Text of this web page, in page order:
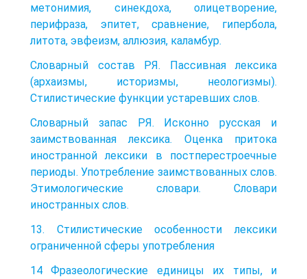
метонимия, синекдоха, олицетворение,
перифраза, эпитет, сравнение, гипербола,
литота, эвфеизм, аллюзия, каламбур.
Словарный состав РЯ. Пассивная лексика
(архаизмы, историзмы, неологизмы).
Стилистические функции устаревших слов.
Словарный запас РЯ. Исконно русская и
заимствованная лексика. Оценка притока
иностранной лексики в постперестроечные
периоды. Употребление заимствованных слов.
Этимологические словари. Словари
иностранных слов.
13. Стилистические особенности лексики
ограниченной сферы употребления
14 Фразеологические единицы их типы, и